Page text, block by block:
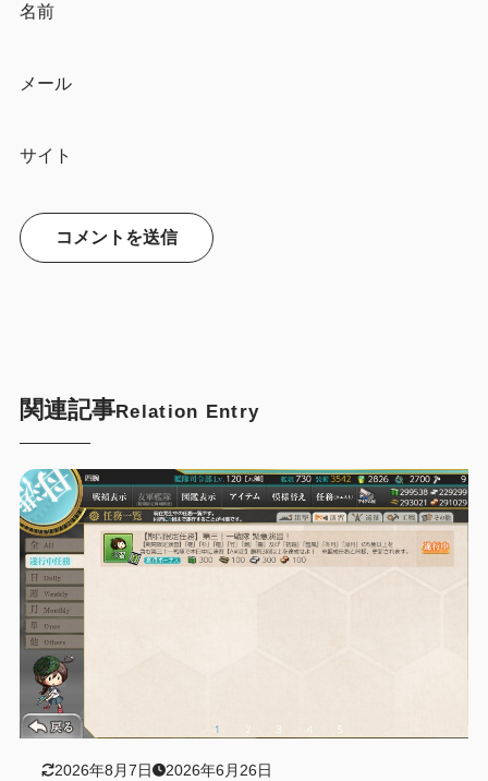
名前
メール
サイト
関連記事Relation Entry
2026年8月7日 2026年6月26日